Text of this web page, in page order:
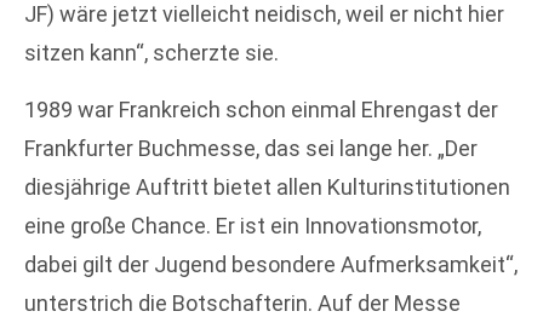
JF) wäre jetzt vielleicht neidisch, weil er nicht hier
sitzen kann“, scherzte sie.
1989 war Frankreich schon einmal Ehrengast der
Frankfurter Buchmesse, das sei lange her. „Der
diesjährige Auftritt bietet allen Kulturinstitutionen
eine große Chance. Er ist ein Innovationsmotor,
dabei gilt der Jugend besondere Aufmerksamkeit“,
unterstrich die Botschafterin. Auf der Messe